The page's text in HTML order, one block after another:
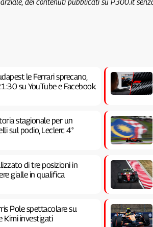
le Ferrari sprecano,
su YouTube e Facebook
stagionale per un
sul podio, Leclerc 4°
di tre posizioni in
gialle in qualifica
Pole spettacolare su
Kimi investigati